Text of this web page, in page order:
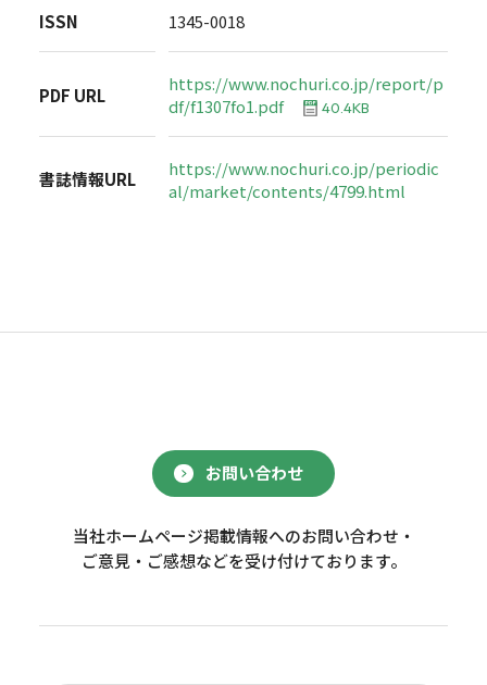
ISSN 1345-0018
PDF URL
https://www.nochuri.co.jp/report/p
df/f1307fo1.pdf
40.4KB
書誌情報URL
https://www.nochuri.co.jp/periodic
al/market/contents/4799.html
お問い合わせ
当社ホームページ掲載情報へのお問い合わせ・
ご意見・ご感想などを受け付けております。